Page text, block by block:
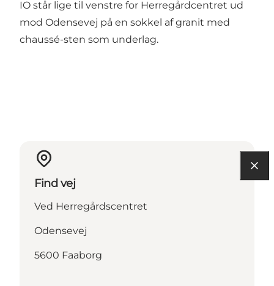
IO står lige til venstre for Herregårdcentret ud
mod Odensevej på en sokkel af granit med
chaussé-sten som underlag.
Find vej
Ved Herregårdscentret
Odensevej
5600 Faaborg